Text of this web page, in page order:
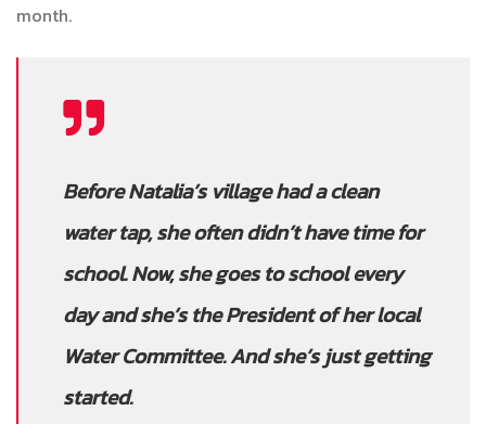
month.
Before Natalia’s village had a clean
water tap, she often didn’t have time for
school. Now, she goes to school every
day and she’s the President of her local
Water Committee. And she’s just getting
started.